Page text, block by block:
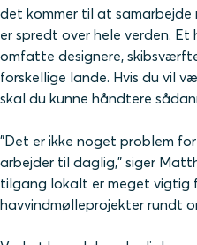
det kommer til at samarbejde
er spredt over hele verden.
omfatte designere,
forskellige lande. Hvis du vil
skal du kunne håndtere
"Det er ikke noget problem
arbejder til daglig," siger
tilgang lokalt er meget vigtig
havvindmølleprojekter rundt